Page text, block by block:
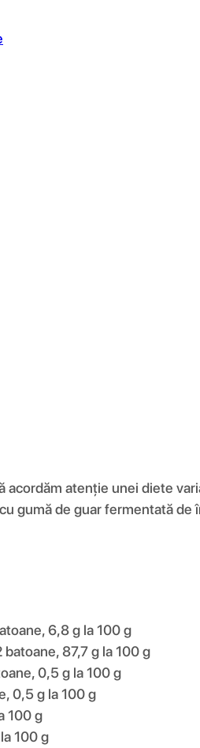
atenție unei diete
gumă de guar fermentată de
6,8 g la 100 g
87,7 g la 100 g
0,5 g la 100 g
0,5 g la 100 g
100 g
100 g